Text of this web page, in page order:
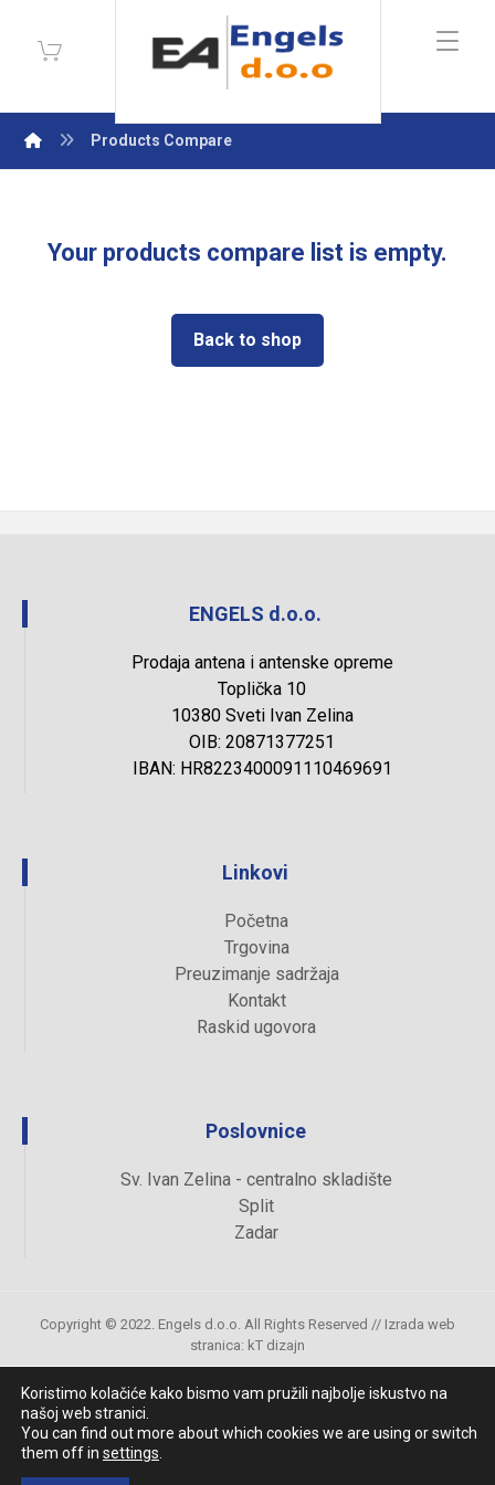
Products Compare
Your products compare list is empty.
Back to shop
ENGELS d.o.o.
Prodaja antena i antenske opreme
Toplička 10
10380 Sveti Ivan Zelina
OIB: 20871377251
IBAN: HR8223400091110469691
Linkovi
Početna
Trgovina
Preuzimanje sadržaja
Kontakt
Raskid ugovora
Poslovnice
Sv. Ivan Zelina - centralno skladište
Split
Zadar
Copyright © 2022. Engels d.o.o. All Rights Reserved // Izrada web
stranica: kT dizajn
Koristimo kolačiće kako bismo vam pružili najbolje iskustvo na
našoj web stranici.
You can find out more about which cookies we are using or switch
them off in settings